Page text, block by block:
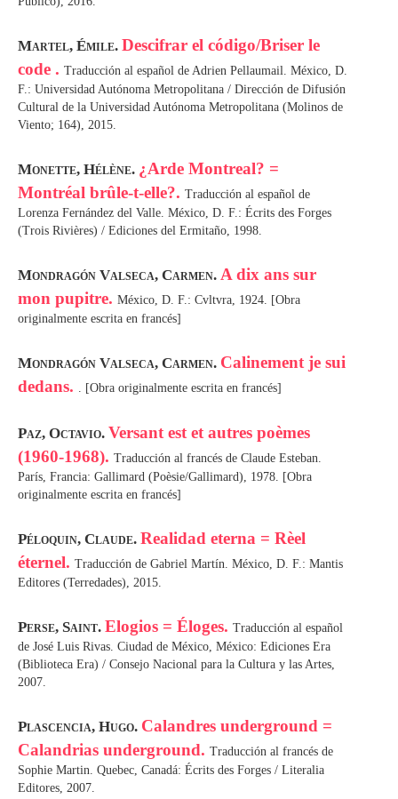
Martel, Émile. Descifrar el código/Briser le
code . Traducción al español de Adrien Pellaumail. México, D.
F.: Universidad Autónoma Metropolitana / Dirección de Difusión
Cultural de la Universidad Autónoma Metropolitana (Molinos de
Viento; 164), 2015.
Monette, Hélène. ¿Arde Montreal? =
Montréal brûle-t-elle?. Traducción al español de
Lorenza Fernández del Valle. México, D. F.: Écrits des Forges
(Trois Rivières) / Ediciones del Ermitaño, 1998.
Mondragón Valseca, Carmen. A dix ans sur
mon pupitre. México, D. F.: Cvltvra, 1924. [Obra
originalmente escrita en francés]
Mondragón Valseca, Carmen. Calinement je sui
dedans. . [Obra originalmente escrita en francés]
Paz, Octavio. Versant est et autres poèmes
(1960-1968). Traducción al francés de Claude Esteban.
París, Francia: Gallimard (Poèsie/Gallimard), 1978. [Obra
originalmente escrita en francés]
Péloquin, Claude. Realidad eterna = Rèel
éternel. Traducción de Gabriel Martín. México, D. F.: Mantis
Editores (Terredades), 2015.
Perse, Saint. Elogios = Éloges. Traducción al español
de José Luis Rivas. Ciudad de México, México: Ediciones Era
(Biblioteca Era) / Consejo Nacional para la Cultura y las Artes,
2007.
Plascencia, Hugo. Calandres underground =
Calandrias underground. Traducción al francés de
Sophie Martin. Quebec, Canadá: Écrits des Forges / Literalia
Editores, 2007.